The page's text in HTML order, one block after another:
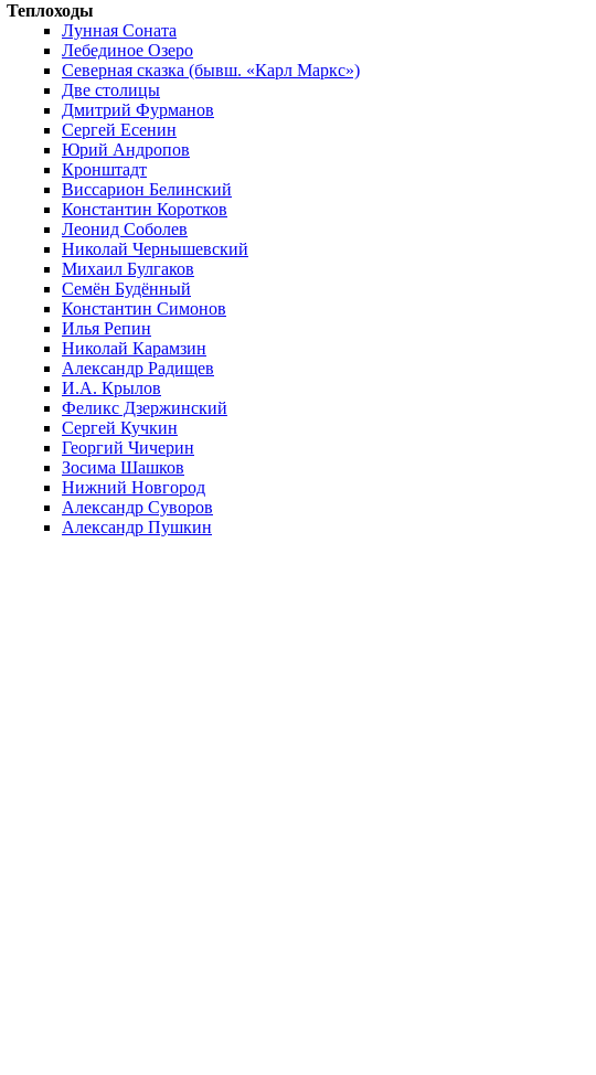
Теплоходы
Лунная Соната
Лебединое Озеро
Северная сказка (бывш. «Карл Маркс»)
Две столицы
Дмитрий Фурманов
Сергей Есенин
Юрий Андропов
Кронштадт
Виссарион Белинский
Константин Коротков
Леонид Соболев
Николай Чернышевский
Михаил Булгаков
Семён Будённый
Константин Симонов
Илья Репин
Николай Карамзин
Александр Радищев
И.А. Крылов
Феликс Дзержинский
Сергей Кучкин
Георгий Чичерин
Зосима Шашков
Нижний Новгород
Александр Суворов
Александр Пушкин